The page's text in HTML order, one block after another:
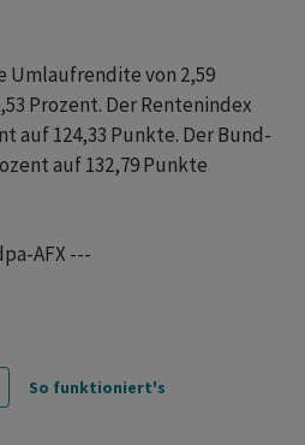
Umlaufrendite von 2,59
Prozent. Der Rentenindex
auf 124,33 Punkte. Der Bund-
auf 132,79 Punkte
AFX ---
So funktioniert's